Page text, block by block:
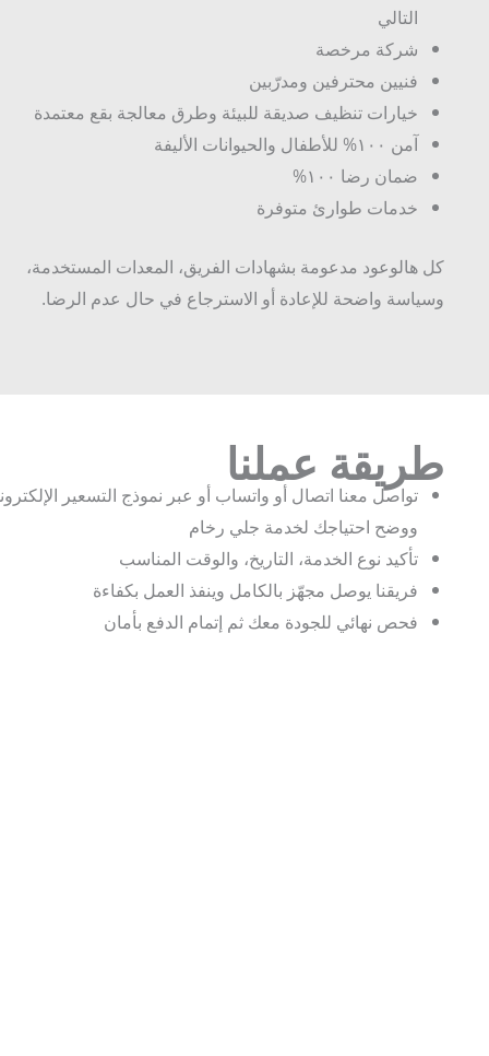
التالي
شركة مرخصة
فنيين محترفين ومدرّبين
خيارات تنظيف صديقة للبيئة وطرق معالجة بقع معتمدة
آمن ١٠٠% للأطفال والحيوانات الأليفة
ضمان رضا ١٠٠%
خدمات طوارئ متوفرة
كل هالوعود مدعومة بشهادات الفريق، المعدات المستخدمة،
وسياسة واضحة للإعادة أو الاسترجاع في حال عدم الرضا.
طريقة عملنا
تواصل معنا اتصال أو واتساب أو عبر نموذج التسعير الإلكتروني
ووضح احتياجك لخدمة جلي رخام
تأكيد نوع الخدمة، التاريخ، والوقت المناسب
فريقنا يوصل مجهّز بالكامل وينفذ العمل بكفاءة
فحص نهائي للجودة معك ثم إتمام الدفع بأمان